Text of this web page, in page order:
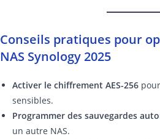
Conseils pratiques pour
NAS Synology 2025
Activer le chiffrement AES-256
sensibles.
Programmer des sauvegardes
un autre NAS.